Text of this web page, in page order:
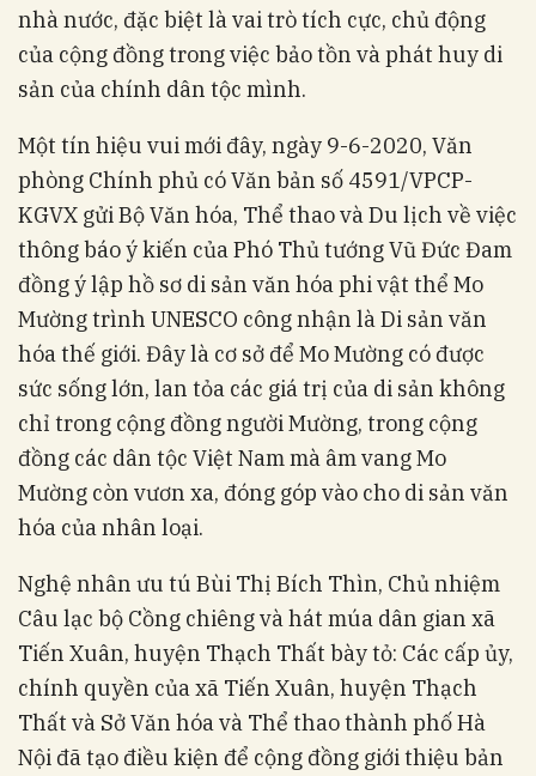
nhà nước, đặc biệt là vai trò tích cực, chủ động
của cộng đồng trong việc bảo tồn và phát huy di
sản của chính dân tộc mình.
Một tín hiệu vui mới đây, ngày 9-6-2020, Văn
phòng Chính phủ có Văn bản số 4591/VPCP-
KGVX gửi Bộ Văn hóa, Thể thao và Du lịch về việc
thông báo ý kiến của Phó Thủ tướng Vũ Đức Đam
đồng ý lập hồ sơ di sản văn hóa phi vật thể Mo
Mường trình UNESCO công nhận là Di sản văn
hóa thế giới. Đây là cơ sở để Mo Mường có được
sức sống lớn, lan tỏa các giá trị của di sản không
chỉ trong cộng đồng người Mường, trong cộng
đồng các dân tộc Việt Nam mà âm vang Mo
Mường còn vươn xa, đóng góp vào cho di sản văn
hóa của nhân loại.
Nghệ nhân ưu tú Bùi Thị Bích Thìn, Chủ nhiệm
Câu lạc bộ Cồng chiêng và hát múa dân gian xã
Tiến Xuân, huyện Thạch Thất bày tỏ: Các cấp ủy,
chính quyền của xã Tiến Xuân, huyện Thạch
Thất và Sở Văn hóa và Thể thao thành phố Hà
Nội đã tạo điều kiện để cộng đồng giới thiệu bản